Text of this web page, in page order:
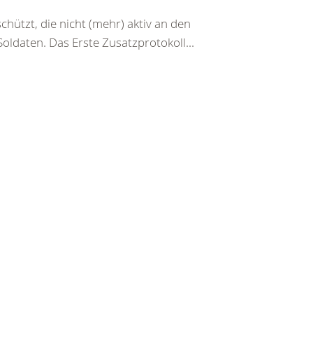
die nicht (mehr) aktiv an den
Das Erste Zusatzprotokoll...